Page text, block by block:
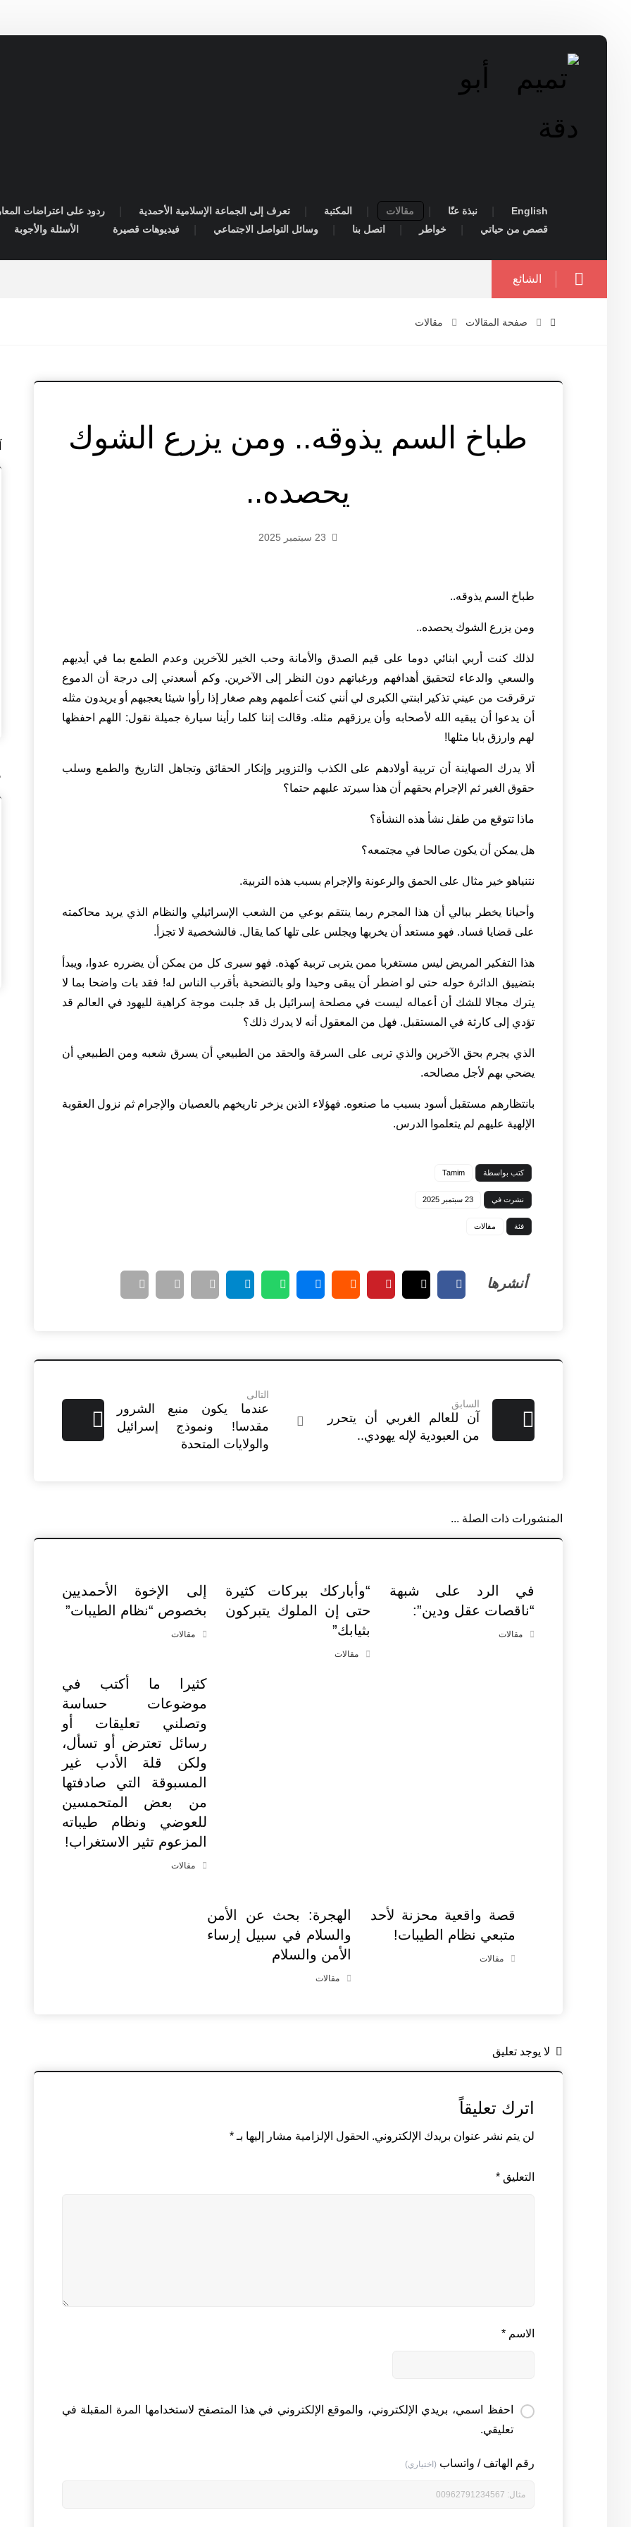
English نبذة عنّا مقالات المكتبة تعرف إلى الجماعة الإسلامية الأحمدية ردود على اعتراضات
قصص من حياتي
خواطر اتصل بنا وسائل التواصل الاجتماعي فيديوهات قصيرة الأسئلة والأجوبة
الشائع
صفحة المقالات مقالات
طباخ السم يذوقه.. ومن يزرع الشوك
يحصده..
23 سبتمبر 2025
طباخ السم يذوقه..
ومن يزرع الشوك يحصده..
لذلك كنت أربي ابنائي دوما على قيم الصدق والأمانة وحب الخير للآخرين وعدم الطمع بما في أيديهم
والسعي والدعاء لتحقيق أهدافهم ورغباتهم دون النظر إلى الآخرين. وكم أسعدني إلى درجة أن الدموع
ترقرقت من عيني تذكير ابنتي الكبرى لي أنني كنت أعلمهم وهم صغار إذا رأوا شيئا يعجبهم أو يريدون مثله
أن يدعوا أن يبقيه الله لأصحابه وأن يرزقهم مثله. وقالت إننا كلما رأينا سيارة جميلة نقول: اللهم احفظها
لهم وارزق بابا مثلها!
ألا يدرك الصهاينة أن تربية أولادهم على الكذب والتزوير وإنكار الحقائق وتجاهل التاريخ والطمع وسلب
حقوق الغير ثم الإجرام بحقهم أن هذا سيرتد عليهم حتما؟
ماذا تتوقع من طفل نشأ هذه النشأة؟
هل يمكن أن يكون صالحا في مجتمعه؟
نتنياهو خير مثال على الحمق والرعونة والإجرام بسبب هذه التربية.
وأحيانا يخطر ببالي أن هذا المجرم ربما ينتقم بوعي من الشعب الإسرائيلي والنظام الذي يريد محاكمته
على قضايا فساد. فهو مستعد أن يخربها ويجلس على تلها كما يقال. فالشخصية لا تجزأ.
هذا التفكير المريض ليس مستغربا ممن يتربى تربية كهذه. فهو سيرى كل من يمكن أن يضرره عدوا، ويبدأ
بتضييق الدائرة حوله حتى لو اضطر أن يبقى وحيدا ولو بالتضحية بأقرب الناس له! فقد بات واضحا بما لا
يترك مجالا للشك أن أعماله ليست في مصلحة إسرائيل بل قد جلبت موجة كراهية لليهود في العالم قد
تؤدي إلى كارثة في المستقبل. فهل من المعقول أنه لا يدرك ذلك؟
الذي يجرم بحق الآخرين والذي تربى على السرقة والحقد من الطبيعي أن يسرق شعبه ومن الطبيعي أن
يضحي بهم لأجل مصالحه.
بانتظارهم مستقبل أسود بسبب ما صنعوه. فهؤلاء الذين يزخر تاريخهم بالعصيان والإجرام ثم نزول العقوبة
الإلهية عليهم لم يتعلموا الدرس.
كتب بواسطة Tamim
نشرت في 23 سبتمبر 2025
فئة مقالات
السابق
آن للعالم الغربي أن يتحرر
من العبودية لإله يهودي..
التالى
عندما يكون منبع الشرور
مقدسا! ونموذج إسرائيل
والولايات المتحدة
المنشورات ذات الصلة ...
في الرد على شبهة
“ناقصات عقل ودين”:
مقالات
“وأباركك ببركات كثيرة
حتى إن الملوك يتبركون
بثيابك”
مقالات
إلى الإخوة الأحمديين
بخصوص “نظام الطيبات”
مقالات
كثيرا ما أكتب في
موضوعات حساسة
وتصلني تعليقات أو
رسائل تعترض أو تسأل،
ولكن قلة الأدب غير
المسبوقة التي صادفتها
من بعض المتحمسين
للعوضي ونظام طيباته
المزعوم تثير الاستغراب!
مقالات
قصة واقعية محزنة لأحد
متبعي نظام الطيبات!
مقالات
الهجرة: بحث عن الأمن
والسلام في سبيل إرساء
الأمن والسلام
مقالات
لا يوجد تعليق
اترك تعليقاً
لن يتم نشر عنوان بريدك الإلكتروني. الحقول الإلزامية مشار إليها بـ*
التعليق*
الاسم*
احفظ اسمي، بريدي الإلكتروني، والموقع الإلكتروني في هذا المتصفح لاستخدامها المرة المقبلة في
تعليقي.
رقم الهاتف / واتساب (اختياري)